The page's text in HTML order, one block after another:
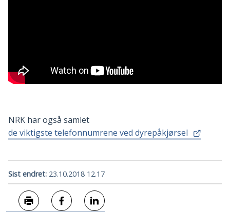
NRK har også samlet
de viktigste telefonnumrene ved dyrepåkjørsel
Sist endret 23.10.2018 12.17